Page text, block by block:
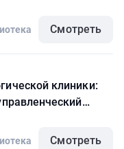
Смотреть
клиники:
Смотреть